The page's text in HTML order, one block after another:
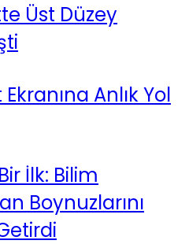
Üst Düzey
Anlık Yol
İlk: Bilim
Boynuzlarını